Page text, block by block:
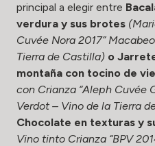
principal a elegir entre
verdura y sus brotes
Cuvée Nora 2017”
Tierra de Castilla) o
montaña con tocino de
con Crianza “Aleph Cuvée
Verdot – Vino de la Tierra
Chocolate en texturas y
Vino tinto Crianza “BPV